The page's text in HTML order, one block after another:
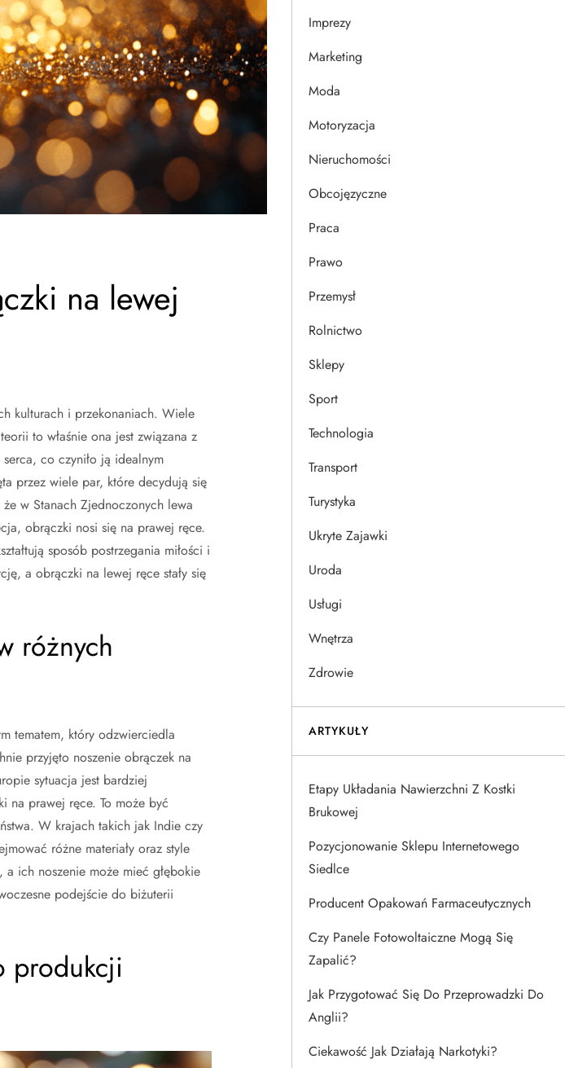
na lewej
kulturach i przekonaniach. Wiele
to właśnie ona jest związana z
co czyniło ją idealnym
przez wiele par, które decydują się
w Stanach Zjednoczonych lewa
obrączki nosi się na prawej ręce.
sposób postrzegania miłości i
a obrączki na lewej ręce stały się
różnych
tematem, który odzwierciedla
przyjęto noszenie obrączek na
sytuacja jest bardziej
na prawej ręce. To może być
W krajach takich jak Indie czy
różne materiały oraz style
ich noszenie może mieć głębokie
podejście do biżuterii
produkcji
Imprezy
Marketing
Moda
Motoryzacja
Nieruchomości
Obcojęzyczne
Praca
Prawo
Przemysł
Rolnictwo
Sklepy
Sport
Technologia
Transport
Turystyka
Ukryte Zajawki
Uroda
Usługi
Wnętrza
Zdrowie
ARTYKUŁY
Etapy Układania Nawierzchni Z Kostki
Brukowej
Pozycjonowanie Sklepu Internetowego
Siedlce
Producent Opakowań Farmaceutycznych
Czy Panele Fotowoltaiczne Mogą Się
Zapalić?
Jak Przygotować Się Do Przeprowadzki Do
Anglii?
Ciekawość Jak Działają Narkotyki?